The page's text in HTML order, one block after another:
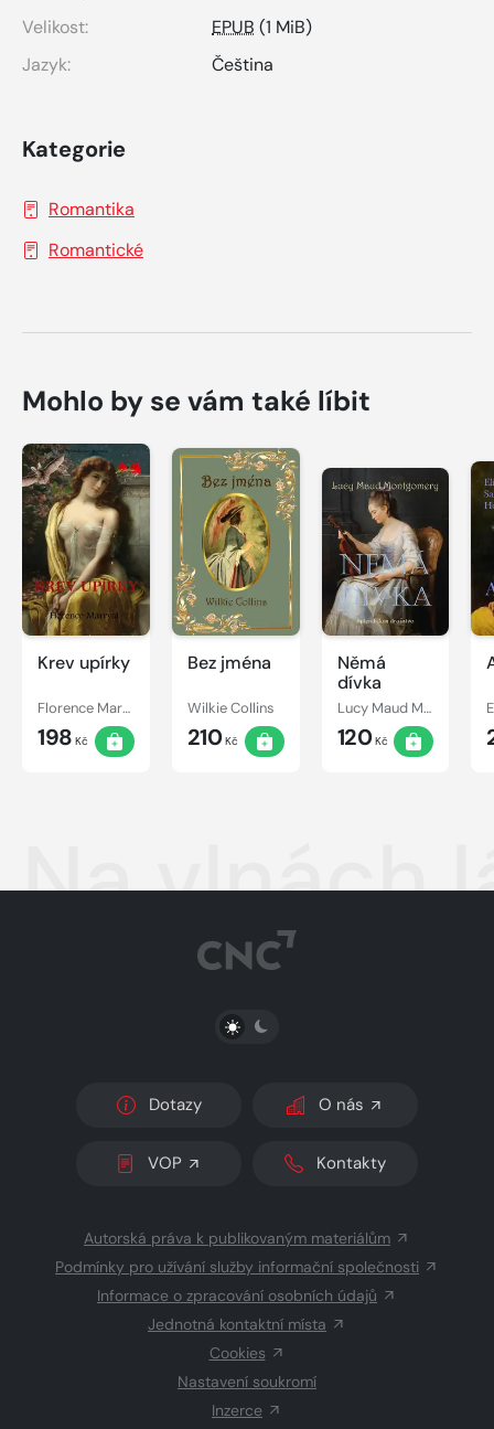
Velikost:
EPUB (1 MiB)
Jazyk:
Čeština
Kategorie
Romantika
Romantické
Mohlo by se vám také líbit
Krev upírky
Florence Marryat
198 Kč
Bez jména
Wilkie Collins
210Kč
Němá
dívka
Lucy Maud Montgomery
120Kč
Na vlnách
PŘEPNOUT SVĚTLÝ/TMAVÝ REŽIM
Dotazy O nás
VOP Kontakty
Autorská práva k publikovaným materiálům
Podmínky pro užívání služby informační společnosti
Informace o zpracování osobních údajů
Jednotná kontaktní místa
Cookies
Nastavení soukromí
Inzerce